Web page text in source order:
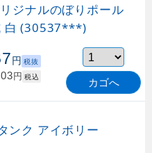
ジナルのぼりポール
白 (30537***)
円 税抜
円 税込 カゴへ
ンク アイボリー